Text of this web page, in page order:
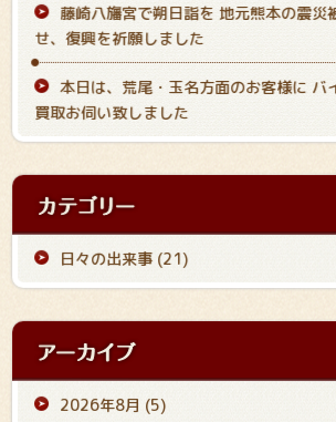
藤崎八旛宮で朔日詣を 地元熊本の震災
せ、復興を祈願しました
本日は、荒尾・玉名方面のお客様に バ
買取お伺い致しました
日々の出来事 (21)
2026年8月 (5)